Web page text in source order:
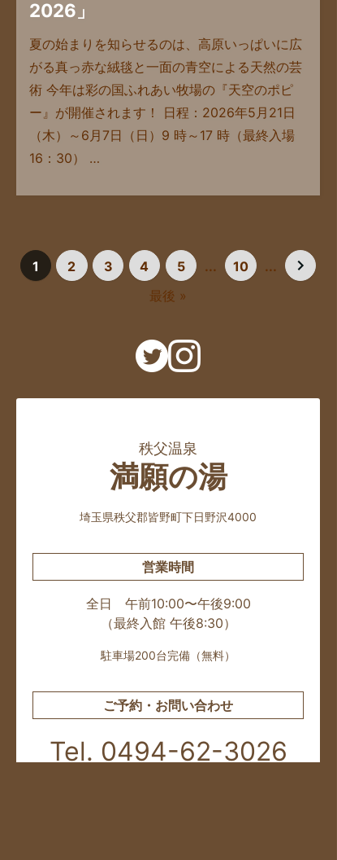
2026」
夏の始まりを知らせるのは、高原いっぱいに広
がる真っ赤な絨毯と一面の青空による天然の芸
術 今年は彩の国ふれあい牧場の『天空のポピ
ー』が開催されます！ 日程：2026年5月21日
（木）～6月7日（日）9 時～17 時（最終入場
16：30） …
1 2 3 4 5 ... 10
...
最後 »
秩父温泉
満願の湯
埼玉県秩父郡皆野町下日野沢4000
営業時間
全日 午前10:00〜午後9:00
（最終入館 午後8:30）
駐車場200台完備（無料）
ご予約・お問い合わせ
Tel. 0494-62-3026